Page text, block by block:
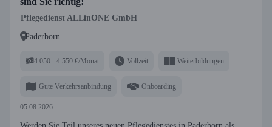
Pflegedienst ALLinONE GmbH
Paderborn
4.050 - 4.550 €/Monat Vollzeit Weiterbildungen
Gute Verkehrsanbindung Onboarding
05.08.2026